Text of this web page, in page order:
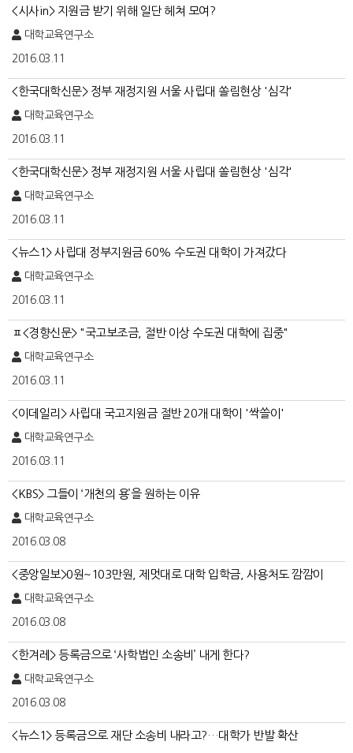
<시사in> 지원금 받기 위해 일단 헤쳐 모여?
대학교육연구소
2016.03.11
<한국대학신문> 정부 재정지원 서울 사립대 쏠림현상 '심각'
대학교육연구소
2016.03.11
<한국대학신문> 정부 재정지원 서울 사립대 쏠림현상 '심각'
대학교육연구소
2016.03.11
<뉴스1> 사립대 정부지원금 60% 수도권 대학이 가져갔다
대학교육연구소
2016.03.11
ㅍ<경향신문> "국고보조금, 절반 이상 수도권 대학에 집중"
대학교육연구소
2016.03.11
<이데일리> 사립대 국고지원금 절반 20개 대학이 '싹쓸이'
대학교육연구소
2016.03.11
<KBS> 그들이 ‘개천의 용’을 원하는 이유
대학교육연구소
2016.03.08
<중앙일보>0원~103만원, 제멋대로 대학 입학금, 사용처도 깜깜이
대학교육연구소
2016.03.08
<한겨레> 등록금으로 ‘사학법인 소송비’ 내게 한다?
대학교육연구소
2016.03.08
<뉴스1> 등록금으로 재단 소송비 내라고?…대학가 반발 확산